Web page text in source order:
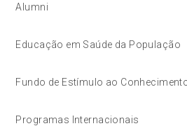
Alumni
Educação em Saúde da População
Fundo de Estímulo ao
Programas Internacionais